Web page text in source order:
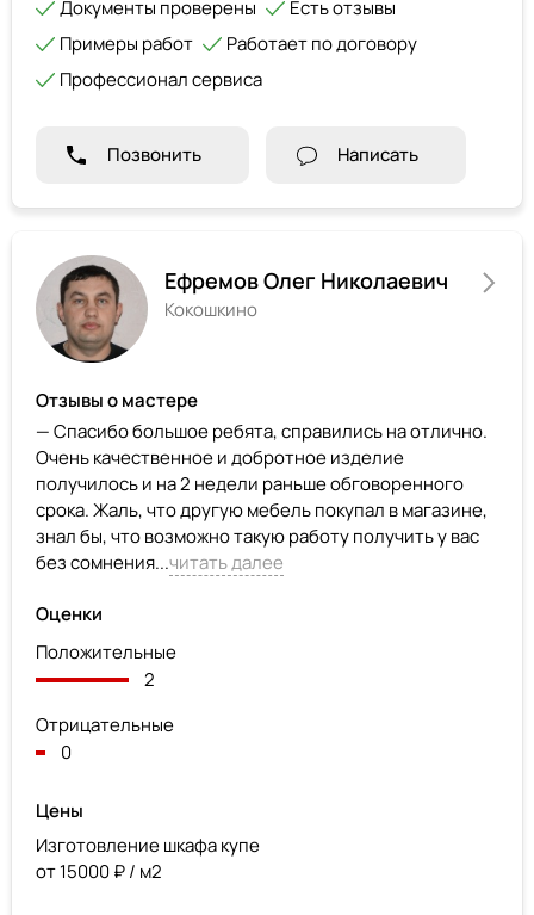
Документы проверены
Есть отзывы
Примеры работ
Работает по договору
Профессионал сервиса
Позвонить Написать
Ефремов Олег Николаевич
Кокошкино
Отзывы о мастере
— Спасибо большое ребята, справились на отлично.
Очень качественное и добротное изделие
получилось и на 2 недели раньше обговоренного
срока. Жаль, что другую мебель покупал в магазине,
знал бы, что возможно такую работу получить у вас
без сомнения...читать далее
Оценки
Положительные
2
Отрицательные
0
Цены
Изготовление шкафа купе
от 15000 ₽ / м2